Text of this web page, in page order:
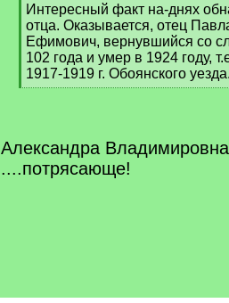
[
q
]
Интересный факт на-днях
отца. Оказывается, отец
Ефимович, вернувшийся со
102 года и умер в 1924 году,
1917-1919 г. Обоянского
[
Александра
....потрясающе!